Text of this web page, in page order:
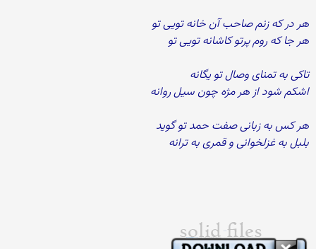
هر در که زنم صاحب آن خانه تویی تو
هر جا که روم پرتو کاشانه تویی تو
تاکی به تمنای وصال تو یگانه
اشکم شود از هر مژه چون سیل روانه
هر کس به زبانی صفت حمد تو گوید
بلبل به غزلخوانی و قمری به ترانه